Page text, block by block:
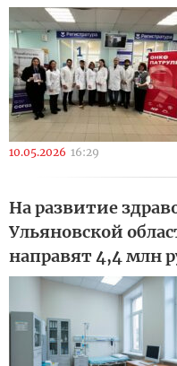
10.05.2026 16:29
На развитие
Ульяновской
направят 4,4 млн